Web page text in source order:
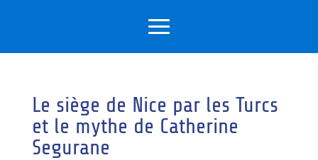
Le siège de Nice par les Turcs
et le mythe de Catherine
Segurane